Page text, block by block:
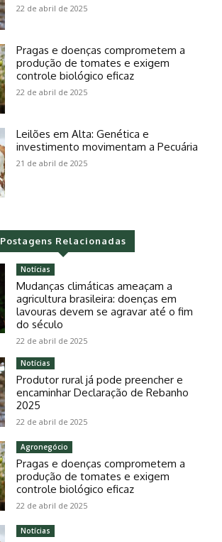
22 de abril de 2025
Pragas e doenças comprometem a
produção de tomates e exigem
controle biológico eficaz
22 de abril de 2025
Leilões em Alta: Genética e
investimento movimentam a Pecuária
21 de abril de 2025
Postagens Relacionadas
Notícias
Mudanças climáticas ameaçam a
agricultura brasileira: doenças em
lavouras devem se agravar até o fim
do século
22 de abril de 2025
Notícias
Produtor rural já pode preencher e
encaminhar Declaração de Rebanho
2025
22 de abril de 2025
Agronegócio
Pragas e doenças comprometem a
produção de tomates e exigem
controle biológico eficaz
22 de abril de 2025
Notícias